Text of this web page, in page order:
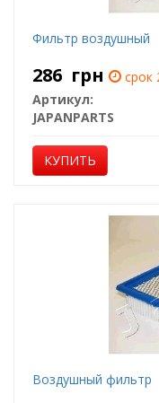
Фильтр воздушный
286 грн
срок
Артикул:
JAPANPARTS
КУПИТЬ
Воздушный фильтр